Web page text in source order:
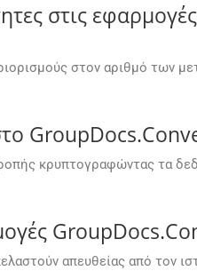
στις
στον αριθμό των
κρυπτογραφώντας τα
απευθείας από τον